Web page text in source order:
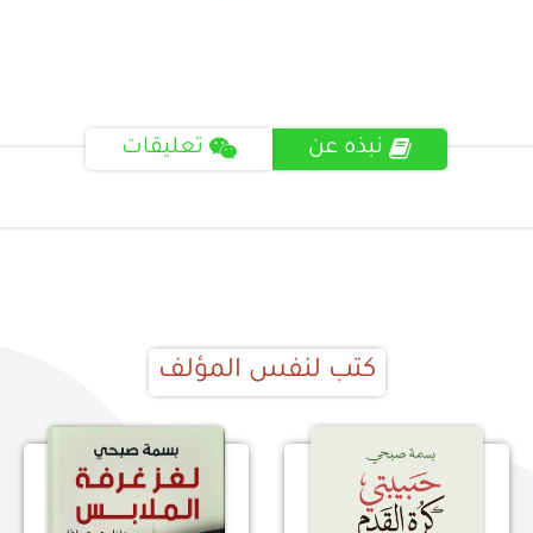
نبذه عن تعليقات
كتب لنفس المؤلف